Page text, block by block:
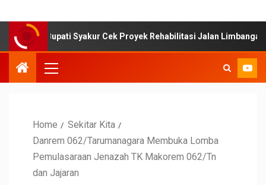
Syakur Cek Proyek Rehabilitasi Jalan Limbangan–Selaawi
Home
Sekitar Kita
Danrem 062/Tarumanagara Membuka Lomba
Pemulasaraan Jenazah TK Makorem 062/Tn
dan Jajaran